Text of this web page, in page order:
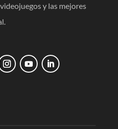
y las mejores